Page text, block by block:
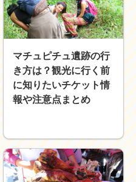
マチュピチュ遺跡の行
き方は？観光に行く前
に知りたいチケット情
報や注意点まとめ